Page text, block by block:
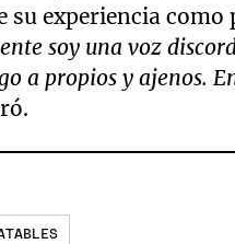
experiencia como
soy una voz
a propios y ajenos.